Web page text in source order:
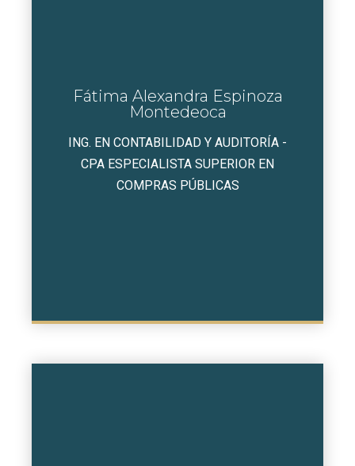
Fátima Alexandra Espinoza
Montedeoca
ING. EN CONTABILIDAD Y AUDITORÍA -
CPA ESPECIALISTA SUPERIOR EN
COMPRAS PÚBLICAS